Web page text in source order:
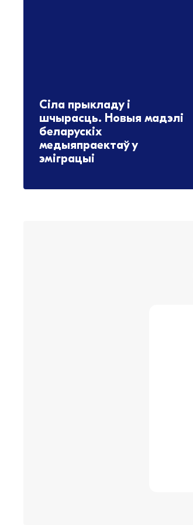
Сіла прыкладу і
шчырасць. Новыя мадэлі
беларускіх
медыяпраектаў у
эміграцыі